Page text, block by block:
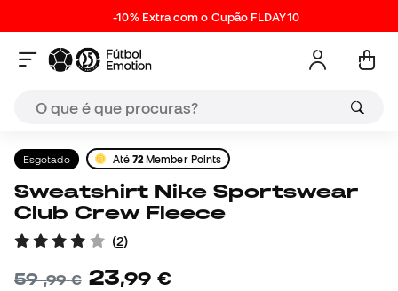
-10% Extra com o Cupão FLDAY10
Esgotado Até 72 Member Points
Sweatshirt Nike Sportswear
Club Crew Fleece
(2)
59,99 € 23,99 €